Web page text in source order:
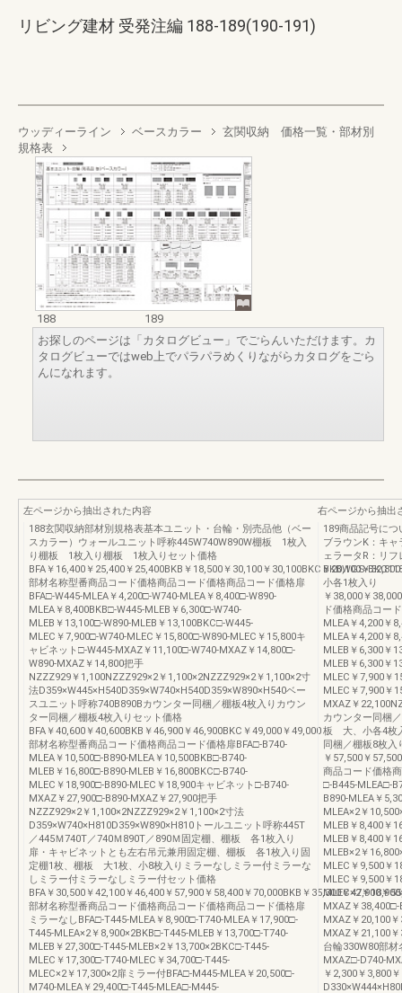
リビング建材 受発注編 188-189(190-191)
ウッディーライン ベースカラー
玄関収納 価格一覧・部材別
規格表
188
189
お探しのページは「カタログビュー」でごらんいただけます。カ
タログビューではweb上でパラパラめくりながらカタログをごら
んになれます。
左ページから抽出された内容
188玄関収納部材別規格表基本ユニット・台輪・別売品他（ベー
スカラー）ウォールユニット呼称445W740W890W棚板 1枚入
り棚板 1枚入り棚板 1枚入りセット価格
BFA￥16,400￥25,400￥25,400BKB￥18,500￥30,100￥30,100BKC￥20,100￥
部材名称型番商品コード価格商品コード価格商品コード価格扉
BFA□-W445-MLEA￥4,200□-W740-MLEA￥8,400□-W890-
MLEA￥8,400BKB□-W445-MLEB￥6,300□-W740-
MLEB￥13,100□-W890-MLEB￥13,100BKC□-W445-
MLEC￥7,900□-W740-MLEC￥15,800□-W890-MLEC￥15,800キ
ャビネット□-W445-MXAZ￥11,100□-W740-MXAZ￥14,800□-
W890-MXAZ￥14,800把手
NZZZ929￥1,100NZZZ929×2￥1,100×2NZZZ929×2￥1,100×2寸
法D359×W445×H540D359×W740×H540D359×W890×H540ベー
スユニット呼称740B890Bカウンター同梱／棚板4枚入りカウン
ター同梱／棚板4枚入りセット価格
BFA￥40,600￥40,600BKB￥46,900￥46,900BKC￥49,000￥49,000
部材名称型番商品コード価格商品コード価格扉BFA□-B740-
MLEA￥10,500□-B890-MLEA￥10,500BKB□-B740-
MLEB￥16,800□-B890-MLEB￥16,800BKC□-B740-
MLEC￥18,900□-B890-MLEC￥18,900キャビネット□-B740-
MXAZ￥27,900□-B890-MXAZ￥27,900把手
NZZZ929×2￥1,100×2NZZZ929×2￥1,100×2寸法
D359×W740×H810D359×W890×H810トールユニット呼称445T
／445Ｍ740T／740Ｍ890T／890Ｍ固定棚、棚板 各1枚入り
扉・キャビネットとも左右吊元兼用固定棚、棚板 各1枚入り固
定棚1枚、棚板 大1枚、小8枚入りミラーなしミラー付ミラーな
しミラー付ミラーなしミラー付セット価格
BFA￥30,500￥42,100￥46,400￥57,900￥58,400￥70,000BKB￥35,300￥47,900
部材名称型番商品コード価格商品コード価格商品コード価格扉
ミラーなしBFA□-T445-MLEA￥8,900□-T740-MLEA￥17,900□-
T445-MLEA×2￥8,900×2BKB□-T445-MLEB￥13,700□-T740-
MLEB￥27,300□-T445-MLEB×2￥13,700×2BKC□-T445-
MLEC￥17,300□-T740-MLEC￥34,700□-T445-
MLEC×2￥17,300×2扉ミラー付BFA□-M445-MLEA￥20,500□-
M740-MLEA￥29,400□-T445-MLEA□-M445-
右ページから抽出
189商品記号に
ブラウンK：キ
ェラータR：リ
BKBWGS-
小各1枚入り
￥38,000￥
ド価格商品コー
MLEA￥4,200￥
MLEA￥4,200￥
MLEB￥6,300￥
MLEB￥6,300￥
MLEC￥7,900￥
MLEC￥7,900￥
MXAZ￥
カウンター同梱
板 大、小各4枚
同梱／棚板8枚入
￥57,500￥
商品コード価格
□-B445-MLEA□-
B890-MLEA￥
MLEA×2￥
MLEB￥8,400￥
MLEB￥8,400￥
MLEB×2￥
MLEC￥9,500￥
MLEC￥9,500￥
MLEC×2￥
MXAZ￥
MXAZ￥20,100
MXAZ￥21,100
台輪330W80部
MXAZ□-D740-
￥2,300￥3,800